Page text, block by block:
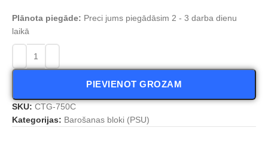
Plānota piegāde: Preci jums piegādāsim 2 - 3 darba dienu
laikā
PIEVIENOT GROZAM
SKU: CTG-750C
Kategorijas: Barošanas bloki (PSU)